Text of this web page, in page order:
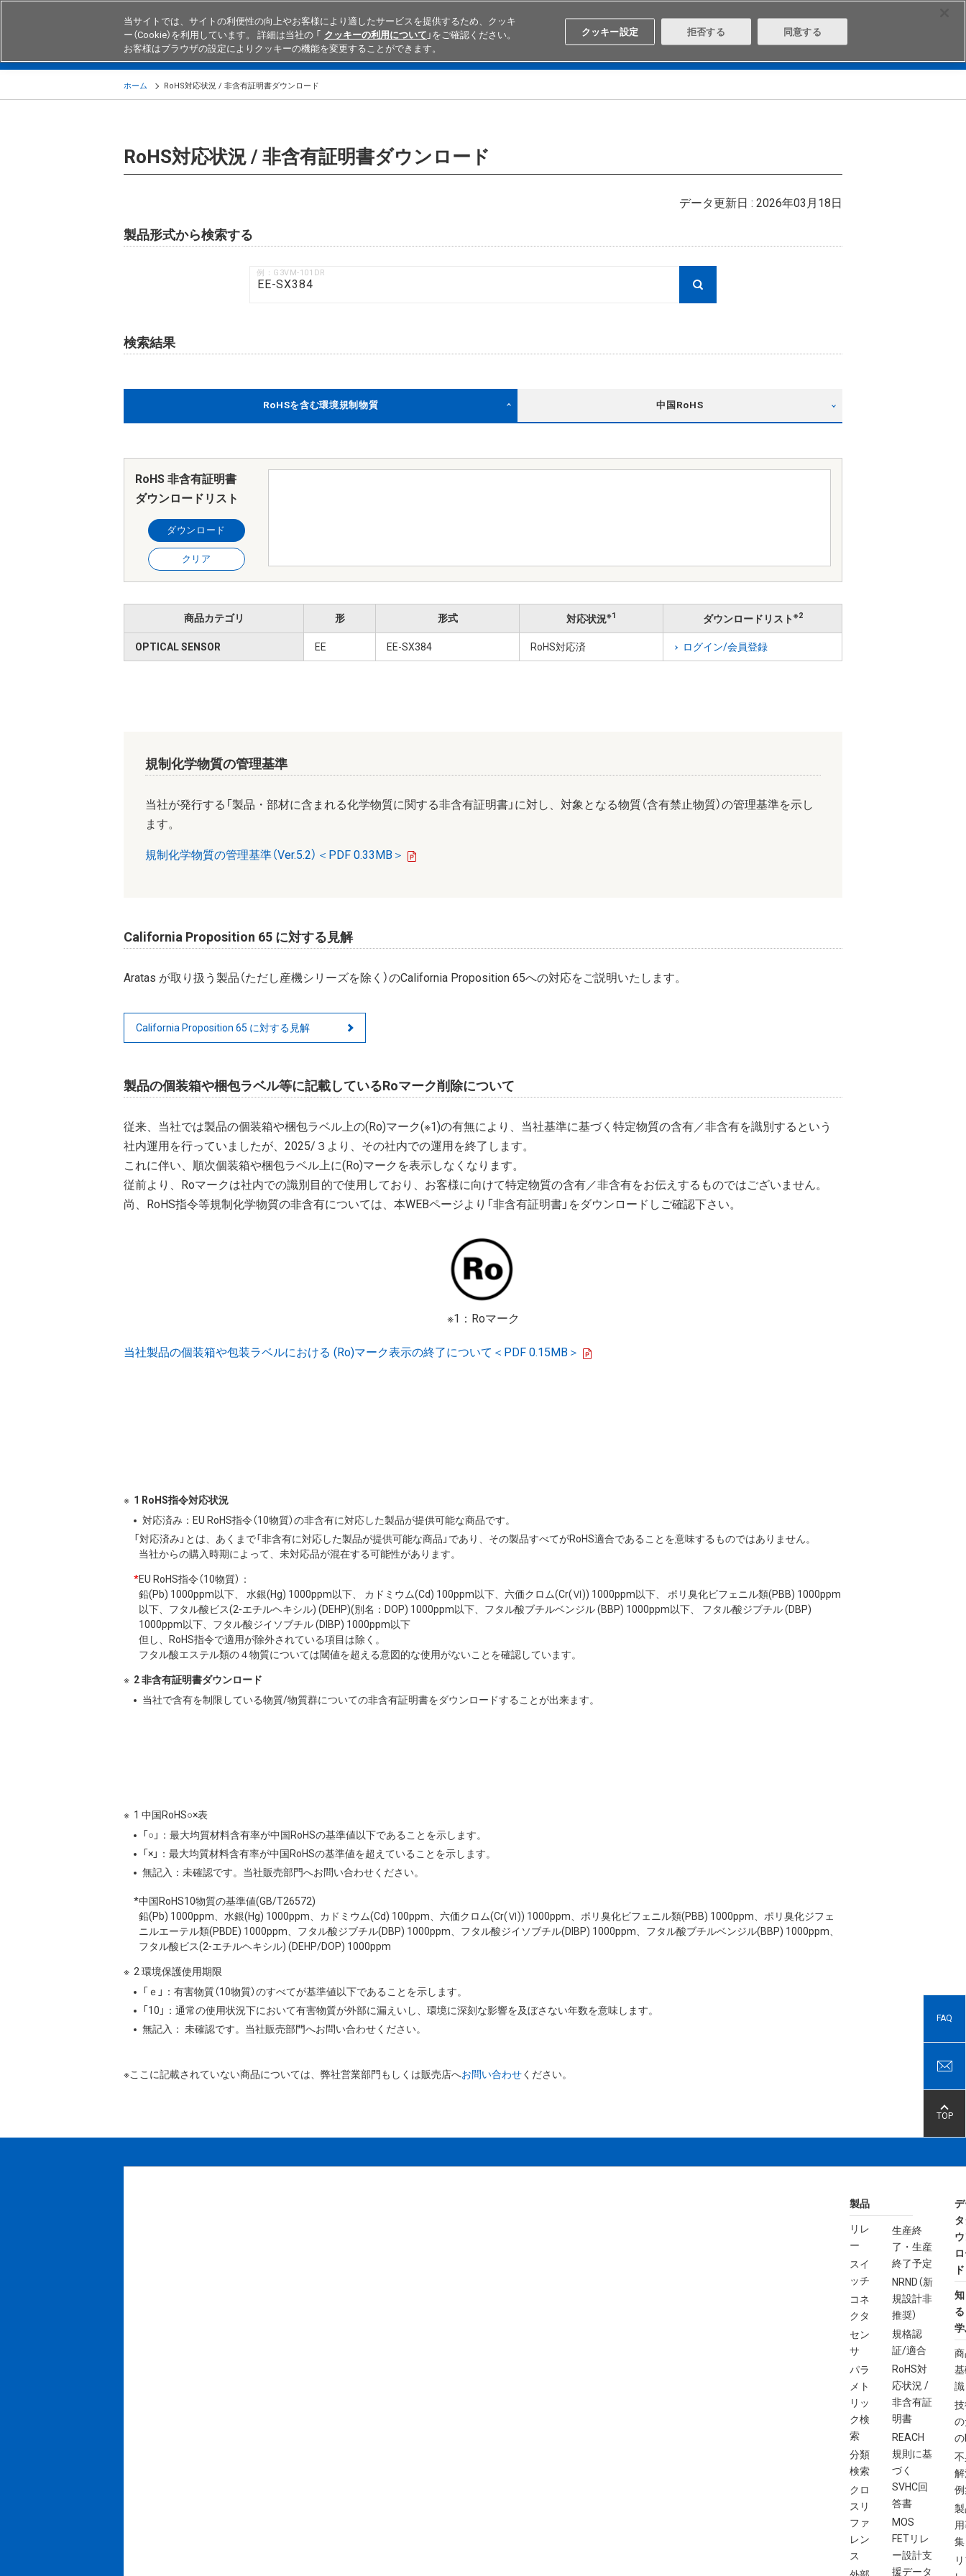
Japan Search
製品 業界・用途別商品 知る・学ぶ テクニカルサポート
ホーム RoHS対応状況 / 非含有証明書ダウンロード
RoHS対応状況 / 非含有証明書ダウンロード
データ更新日 : 2026年03月18日
製品形式から検索する
例：G3VM-101DR
検索結果
RoHSを含む環境規制物質 中国RoHS
RoHS 非含有証明書
ダウンロードリスト
ダウンロード
クリア
商品カテゴリ 形 形式 対応状況※1 ダウンロードリスト ※2
OPTICAL SENSOR EE EE-SX384 RoHS対応済 ログイン/会員登録
規制化学物質の管理基準
当社が発行する「製品・部材に含まれる化学物質に関する非含有証明書」に対し、対象となる物質（含有禁止物質）の管理基準を示し
ます。
規制化学物質の管理基準（Ver.5.2）＜PDF 0.33MB＞
California Proposition 65 に対する見解
Aratas が取り扱う製品（ただし産機シリーズを除く）のCalifornia Proposition 65への対応をご説明いたします。
California Proposition 65 に対する見解
製品の個装箱や梱包ラベル等に記載しているRoマーク削除について
従来、当社では製品の個装箱や梱包ラベル上の(Ro)マーク(※1)の有無により、当社基準に基づく特定物質の含有／非含有を識別するという
社内運用を行っていましたが、2025/３より、その社内での運用を終了します。
これに伴い、順次個装箱や梱包ラベル上に(Ro)マークを表示しなくなります。
従前より、Roマークは社内での識別目的で使用しており、お客様に向けて特定物質の含有／非含有をお伝えするものではございません。
尚、RoHS指令等規制化学物質の非含有については、本WEBページより「非含有証明書」をダウンロードしご確認下さい。
※1：Roマーク
当社製品の個装箱や包装ラベルにおける (Ro)マーク表示の終了について＜PDF 0.15MB＞
1 RoHS指令対応状況
対応済み：EU RoHS指令（10物質）の非含有に対応した製品が提供可能な商品です。
「対応済み」とは、あくまで「非含有に対応した製品が提供可能な商品」であり、その製品すべてがRoHS適合であることを意味するものではありません。
当社からの購入時期によって、未対応品が混在する可能性があります。
*EU RoHS指令（10物質）：
鉛(Pb) 1000ppm以下、 水銀(Hg) 1000ppm以下、 カドミウム(Cd) 100ppm以下、六価クロム(Cr(Ⅵ)) 1000ppm以下、 ポリ臭化ビフェニル類(PBB) 1000ppm
以下、フタル酸ビス(2-エチルヘキシル) (DEHP)(別名：DOP) 1000ppm以下、フタル酸ブチルベンジル (BBP) 1000ppm以下、 フタル酸ジブチル (DBP)
1000ppm以下、フタル酸ジイソブチル (DIBP) 1000ppm以下
但し、RoHS指令で適用が除外されている項目は除く。
フタル酸エステル類の４物質については閾値を超える意図的な使用がないことを確認しています。
2 非含有証明書ダウンロード
当社で含有を制限している物質/物質群についての非含有証明書をダウンロードすることが出来ます。
1 中国RoHS○×表
「○」：最大均質材料含有率が中国RoHSの基準値以下であることを示します。
「×」：最大均質材料含有率が中国RoHSの基準値を超えていることを示します。
無記入：未確認です。当社販売部門へお問い合わせください。
*中国RoHS10物質の基準値(GB/T26572)
鉛(Pb) 1000ppm、水銀(Hg) 1000ppm、カドミウム(Cd) 100ppm、六価クロム(Cr(Ⅵ)) 1000ppm、ポリ臭化ビフェニル類(PBB) 1000ppm、ポリ臭化ジフェ
ニルエーテル類(PBDE) 1000ppm、フタル酸ジブチル(DBP) 1000ppm、フタル酸ジイソブチル(DIBP) 1000ppm、フタル酸ブチルベンジル(BBP) 1000ppm、
フタル酸ビス(2-エチルヘキシル) (DEHP/DOP) 1000ppm
2 環境保護使用期限
「ｅ」：有害物質（10物質）のすべてが基準値以下であることを示します。
「10」：通常の使用状況下において有害物質が外部に漏えいし、環境に深刻な影響を及ぼさない年数を意味します。
無記入： 未確認です。当社販売部門へお問い合わせください。
※ここに記載されていない商品については、弊社営業部門もしくは販売店へお問い合わせください。
FAQ
TOP
製品
リレ
ー
スイ
ッチ
コネ
クタ
セン
サ
パラ
メト
リッ
ク検
索
分類
検索
クロ
スリ
ファ
レン
ス
生産終
了・生産
終了予定
NRND（新
規設計非
推奨）
規格認
証/適合
RoHS対
応状況 /
非含有証
明書
REACH
規則に基
づく
SVHC回
答書
MOS
FETリレ
ー設計支
援データ
ド
知
識
の
集
当サイトでは、サイトの利便性の向上やお客様により適したサービスを提供するため、クッキ
ー（Cookie）を利用しています。 詳細は当社の 「 クッキーの利用について 」をご確認ください。
お客様はブラウザの設定によりクッキーの機能を変更することができます。
クッキー設定 拒否する 同意する